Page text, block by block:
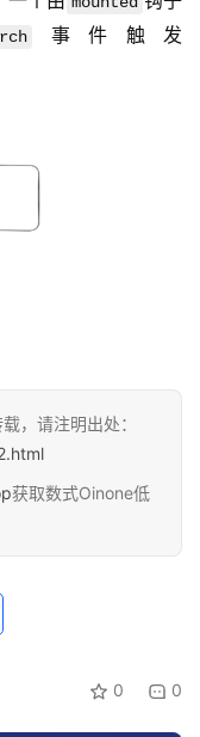
事件触发
，请注明出处：
获取数式Oinone低
0 0